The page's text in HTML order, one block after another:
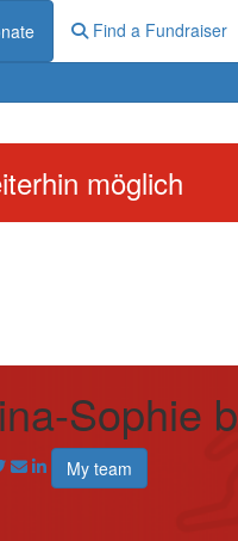
Find a Fundraiser
möglich
Sophie
My team